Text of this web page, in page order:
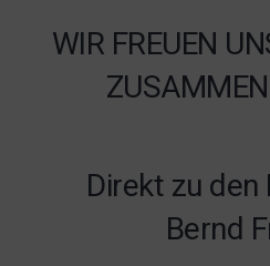
WIR FREUEN
Direkt zu den
Bernd